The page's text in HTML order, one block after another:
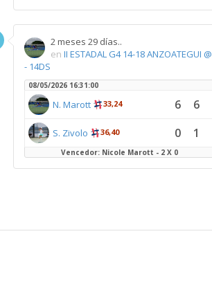
2 meses 29 días..
en II ESTADAL G4 14-18 ANZOATEGUI @
- 14DS
08/05/2026 16:31:00
N. Marott 33,24 6 6
S. Zivolo 36,40 0 1
Vencedor: Nicole Marott - 2 X 0